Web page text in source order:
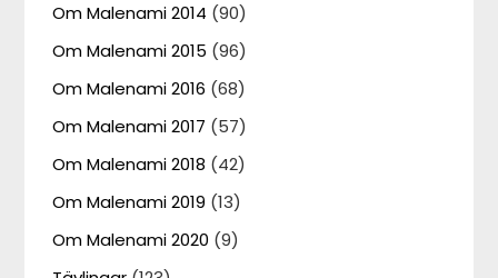
Om Malenami 2014 (90)
Om Malenami 2015 (96)
Om Malenami 2016 (68)
Om Malenami 2017 (57)
Om Malenami 2018 (42)
Om Malenami 2019 (13)
Om Malenami 2020 (9)